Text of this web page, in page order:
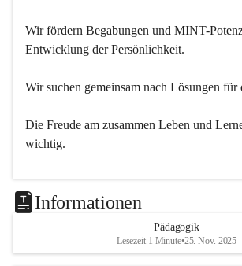
Wir fördern Begabungen und MINT-
Entwicklung der Persönlichkeit.
Wir suchen gemeinsam nach Lösungen für
Die Freude am zusammen Leben und
wichtig.
Informationen
Pädagogik
Lesezeit 1 Minute•25. Nov. 2025